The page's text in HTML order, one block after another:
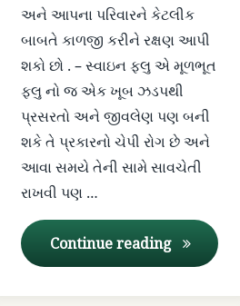
અને આપના પરિવારને કેટલીક
બાબતે કાળજી કરીને રક્ષણ આપી
શકો છો . – સ્વાઇન ફ્લુ એ મૂળભૂત
ફ્લુ નો જ એક ખૂબ ઝડપથી
પ્રસરતો અને જીવલેણ પણ બની
શકે તે પ્રકારનો ચેપી રોગ છે અને
આવા સમયે તેની સામે સાવચેતી
રાખવી પણ …
Continue reading સ્વાઇન
લિવર
શરદી
શ્વાસની તકલીફ
April 3, 2026
Lanceolata)